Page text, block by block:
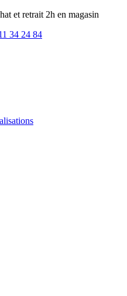
et retrait 2h en magasin
34 24 84